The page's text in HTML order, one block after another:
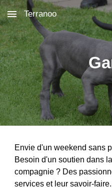
Skip to main content
Terranoo
Envie d'un weekend sans
Besoin d'un soutien dans
compagnie ? Des
services et leur savoir-